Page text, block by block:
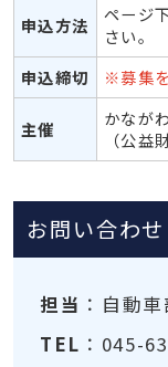
申込方法
ページ
さい。
申込締切
※募集
主催
かなが
（公益
お問い合わせ
担当 ：自動
TEL ：045-